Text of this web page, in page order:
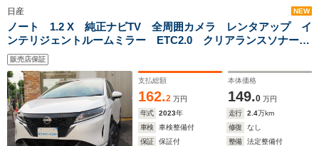
日産 NEW
ノート 1.2 X 純正ナビTV 全周囲カメラ レンタアップ イ
ンテリジェントルームミラー ETC2.0 クリアランスソナー
衝突被害軽減システム 盗難防止システム 衝突安全ボデ
ィ インテリキー LEDヘッドライト
販売店保証
支払総額
162.2 万円
本体価格
149.0 万円
年式
2023年 走行 2.4万km
車検
車検整備付 修復
なし
保証
保証付 整備
法定整備付